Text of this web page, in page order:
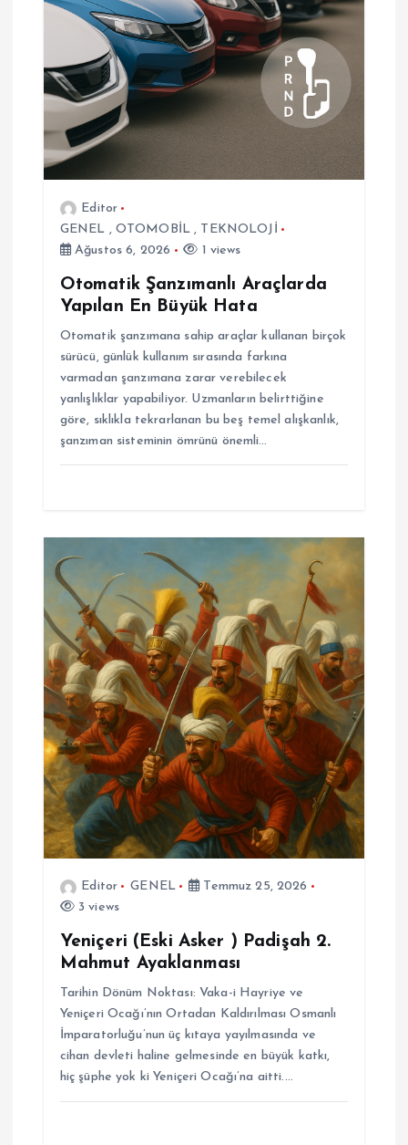
m
e
s
Editor
GENEL , OTOMOBİL , TEKNOLOJİ
Ağustos 6, 2026
1 views
Otomatik Şanzımanlı Araçlarda
Yapılan En Büyük Hata
Otomatik şanzımana sahip araçlar kullanan birçok
sürücü, günlük kullanım sırasında farkına
varmadan şanzımana zarar verebilecek
yanlışlıklar yapabiliyor. Uzmanların belirttiğine
göre, sıklıkla tekrarlanan bu beş temel alışkanlık,
şanzıman sisteminin ömrünü önemli…
Editor GENEL
Temmuz 25, 2026
3 views
Yeniçeri (Eski Asker ) Padişah 2.
Mahmut Ayaklanması
Tarihin Dönüm Noktası: Vaka-i Hayriye ve
Yeniçeri Ocağı’nın Ortadan Kaldırılması Osmanlı
İmparatorluğu’nun üç kıtaya yayılmasında ve
cihan devleti haline gelmesinde en büyük katkı,
hiç şüphe yok ki Yeniçeri Ocağı’na aitti.…